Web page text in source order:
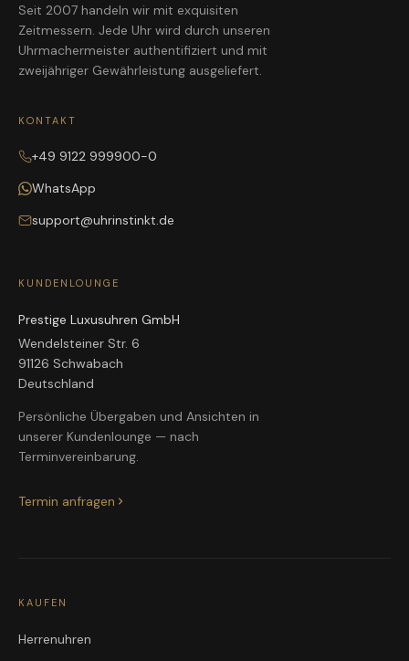
Seit 2007 handeln wir mit exquisiten
Zeitmessern. Jede Uhr wird durch unseren
Uhrmachermeister authentifiziert und mit
zweijähriger Gewährleistung ausgeliefert.
KONTAKT
+49 9122 999900-0
WhatsApp
support@uhrinstinkt.de
KUNDENLOUNGE
Prestige Luxusuhren GmbH
Wendelsteiner Str. 6
91126 Schwabach
Deutschland
Persönliche Übergaben und Ansichten in
unserer Kundenlounge — nach
Terminvereinbarung.
Termin anfragen
KAUFEN
Herrenuhren